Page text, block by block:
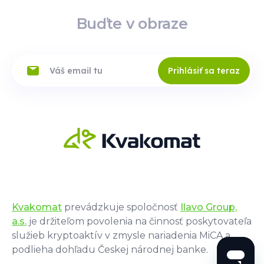
Buďte v obraze
Prihlásiť sa teraz
Kvakomat prevádzkuje spoločnosť Ilavo Group,
a.s. je držiteľom povolenia na činnosť poskytovateľa
služieb kryptoaktív v zmysle nariadenia MiCA a
podlieha dohľadu Českej národnej banke.